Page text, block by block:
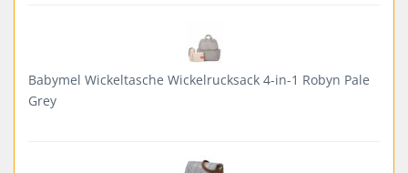
Babymel Wickeltasche Wickelrucksack 4-in-1 Robyn Pale
Grey